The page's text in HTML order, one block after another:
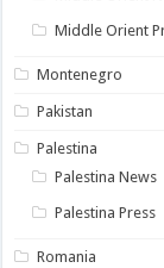
Middle Orient
Montenegro
Pakistan
Palestina
Palestina News
Palestina Press
Romania